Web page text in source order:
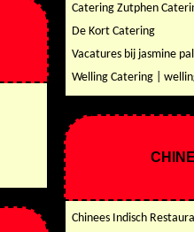
Catering Zutphen
De Kort Catering
Vacatures bij jasmine
Welling Catering |
Chinees Indisch